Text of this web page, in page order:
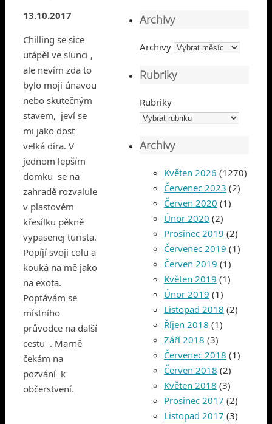
13.10.2017
Chilling se sice
utápěl ve slunci ,
ale nevím zda to
bylo moji únavou
nebo skutečným
stavem, jeví se
mi jako dost
velká díra. V
jednom lepším
domku se na
zahradě rozvalule
v plastovém
křesílku pěkně
vypasenej turista.
Popíjí svoji colu a
kouká na mě jako
na exota.
Poptávám se
místního
průvodce na další
cestu . Marně
čekám na
pozvání k
občerstvení.
Archivy
Archivy
Rubriky
Rubriky
Archivy
Květen 2026 (1270)
Červenec 2023 (2)
Červen 2020 (1)
Únor 2020 (2)
Prosinec 2019 (2)
Červenec 2019 (1)
Červen 2019 (1)
Květen 2019 (1)
Únor 2019 (1)
Listopad 2018 (2)
Říjen 2018 (1)
Září 2018 (3)
Červenec 2018 (1)
Červen 2018 (2)
Květen 2018 (3)
Prosinec 2017 (2)
Listopad 2017 (3)